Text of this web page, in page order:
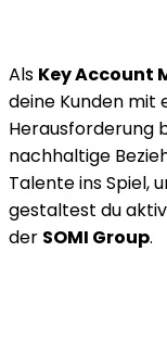
Als Key Account
deine Kunden mit
Herausforderung
nachhaltige
Talente ins Spiel,
gestaltest du
der SOMI Group.